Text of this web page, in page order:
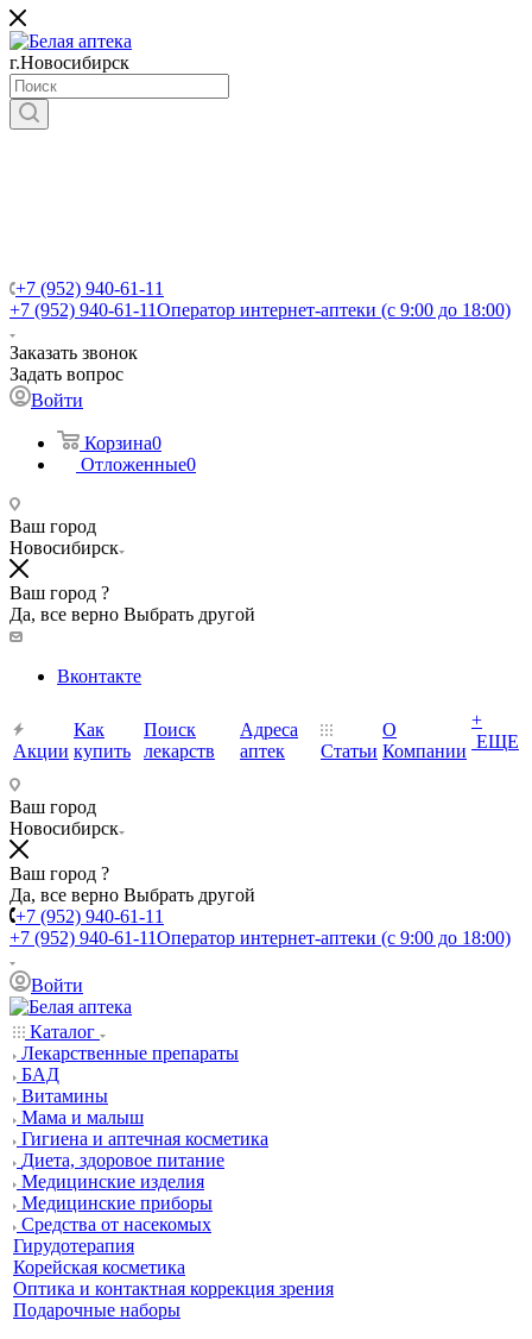
г.Новосибирск
+7 (952) 940-61-11
+7 (952) 940-61-11Оператор интернет-аптеки (с 9:00 до 18:00)
Заказать звонок
Задать вопрос
Войти
Корзина0
Отложенные0
Ваш город
Новосибирск
Ваш город ?
Да, все верно Выбрать другой
Вконтакте
Акции
Как
купить
Поиск
лекарств
Адреса
аптек
Статьи
О
Компании
+
ЕЩЕ
Ваш город
Новосибирск
Ваш город ?
Да, все верно Выбрать другой
+7 (952) 940-61-11
+7 (952) 940-61-11Оператор интернет-аптеки (с 9:00 до 18:00)
Войти
Каталог
Лекарственные препараты
БАД
Витамины
Мама и малыш
Гигиена и аптечная косметика
Диета, здоровое питание
Медицинские изделия
Медицинские приборы
Средства от насекомых
Гирудотерапия
Корейская косметика
Оптика и контактная коррекция зрения
Подарочные наборы